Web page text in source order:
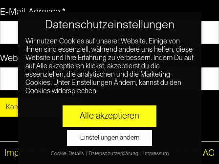
E-Mail-Adresse *
Website
Impressum |Datenschutz © Netzpiloten AG
Datenschutzeinstellungen
Wir nutzen Cookies auf unserer Website. Einige von
ihnen sind essenziell, während andere uns helfen, diese
Website und Ihre Erfahrung zu verbessern. Indem Du auf
auf Alle akzeptieren klickst, akzeptierst du die
essenziellen, die analytischen und die Marketing-
Cookies. Unter Einstellungen Ändern, kannst du den
Cookies widersprechen.
Alle akzeptieren
Einstellungen ändern
Cookie-Details Datenschutzerklärung Impressum